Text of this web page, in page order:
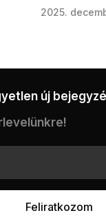
2025.
új